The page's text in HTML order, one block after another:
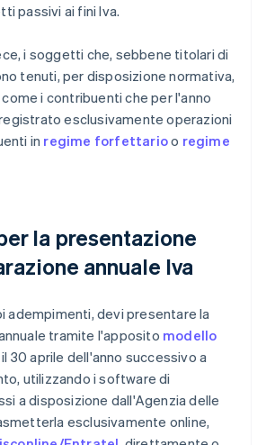
passivi ai fini Iva.
i soggetti che, sebbene titolari di
tenuti, per disposizione normativa,
i contribuenti che per l'anno
esclusivamente operazioni
in regime forfettarioo regime
la presentazione
annuale Iva
adempimenti, devi presentare la
tramite l'apposito modello
il 30 aprile dell'anno successivo a
utilizzando i software di
a disposizione dall'Agenzia delle
esclusivamente online,